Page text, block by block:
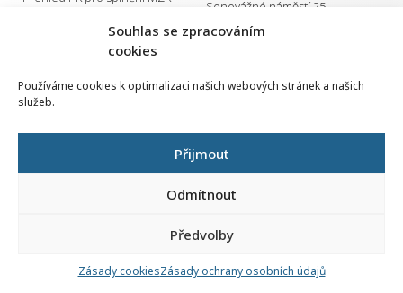
Souhlas se zpracováním
cookies
Používáme cookies k optimalizaci našich webových stránek a našich
služeb.
Přijmout
Odmítnout
Předvolby
Zásady cookiesZásady ochrany osobních údajů
Senovážné náměstí 25
110 00 Praha 1